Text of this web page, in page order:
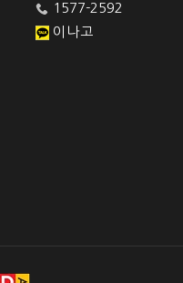
1577-2592
이나고